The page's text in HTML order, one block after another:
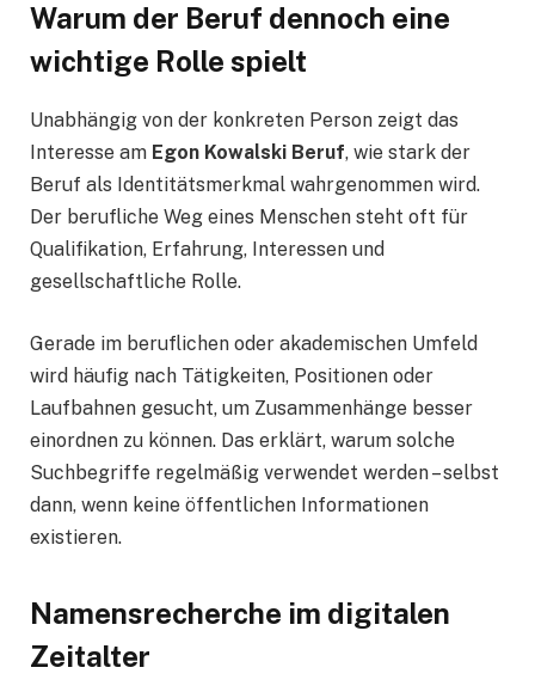
Warum der Beruf dennoch eine
wichtige Rolle spielt
Unabhängig von der konkreten Person zeigt das
Interesse am Egon Kowalski Beruf, wie stark der
Beruf als Identitätsmerkmal wahrgenommen wird.
Der berufliche Weg eines Menschen steht oft für
Qualifikation, Erfahrung, Interessen und
gesellschaftliche Rolle.
Gerade im beruflichen oder akademischen Umfeld
wird häufig nach Tätigkeiten, Positionen oder
Laufbahnen gesucht, um Zusammenhänge besser
einordnen zu können. Das erklärt, warum solche
Suchbegriffe regelmäßig verwendet werden – selbst
dann, wenn keine öffentlichen Informationen
existieren.
Namensrecherche im digitalen
Zeitalter